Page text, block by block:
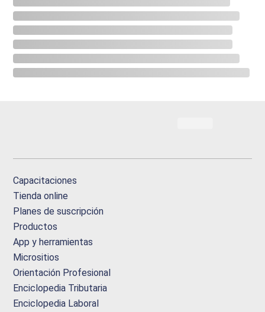
Capacitaciones
Tienda online
Planes de suscripción
Productos
App y herramientas
Micrositios
Orientación Profesional
Enciclopedia Tributaria
Enciclopedia Laboral